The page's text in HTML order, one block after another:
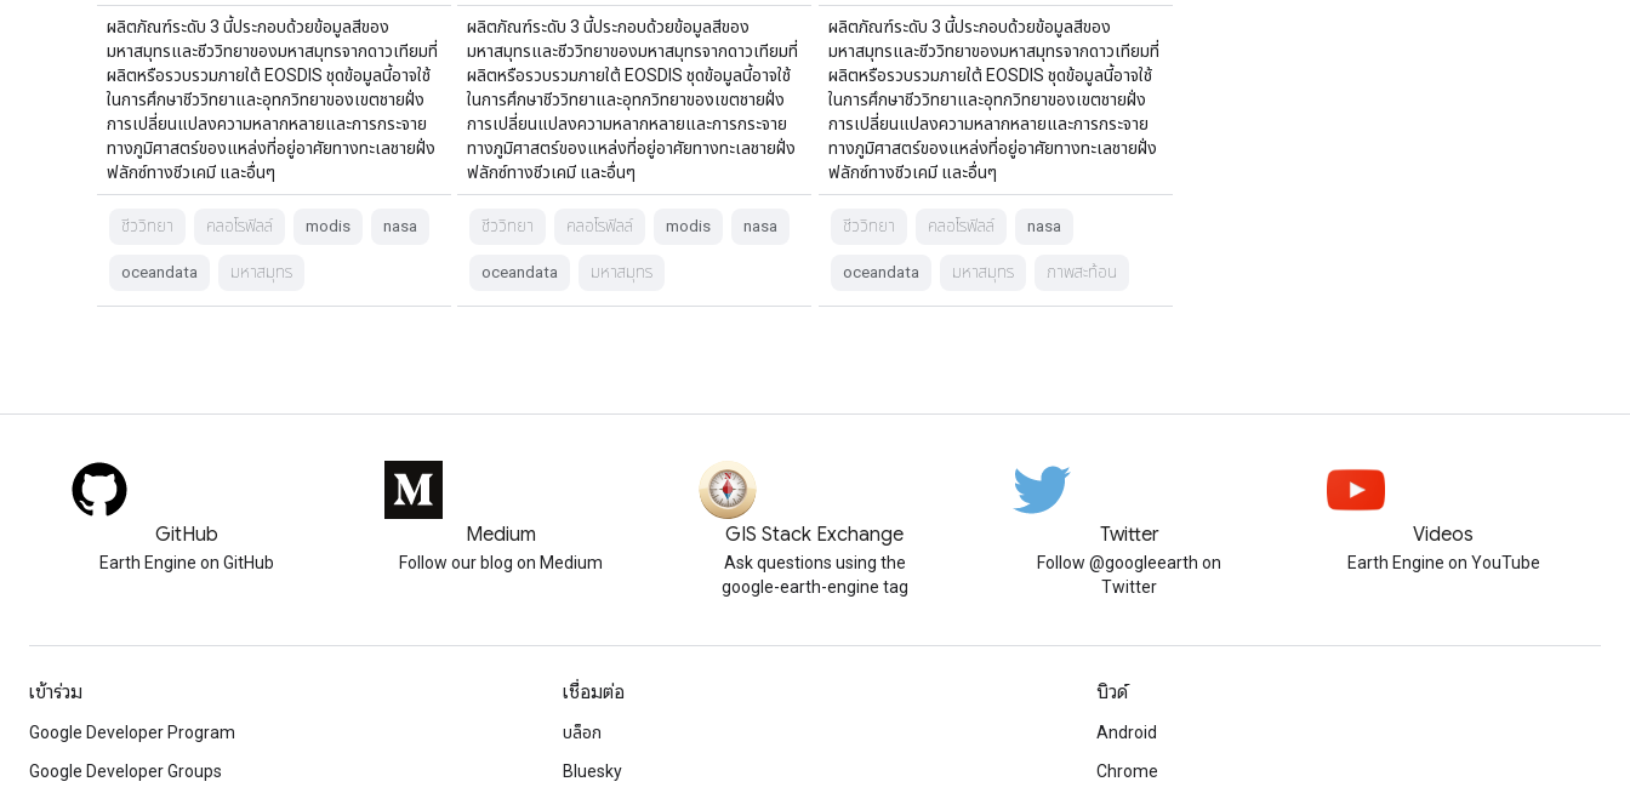
ผลิตภัณฑ์ระดับ 3 นี้ประกอบด้วยข้อมูลสีของ
มหาสมุทรและชีววิทยาของมหาสมุทรจากดาวเทียมที่
ผลิตหรือรวบรวมภายใต้ EOSDIS ชุดข้อมูลนี้อาจใช้
ในการศึกษาชีววิทยาและอุทกวิทยาของเขตชายฝั่ง
การเปลี่ยนแปลงความหลากหลายและการกระจาย
ทางภูมิศาสตร์ของแหล่งที่อยู่อาศัยทางทะเลชายฝั่ง
ฟลักซ์ทางชีวเคมี และอื่นๆ
ชีววิทยา คลอโรฟิลล์ modis nasa
oceandata มหาสมุทร
ผลิตภัณฑ์ระดับ 3 นี้ประกอบด้วยข้อมูลสีของ
มหาสมุทรและชีววิทยาของมหาสมุทรจากดาวเทียมที่
ผลิตหรือรวบรวมภายใต้ EOSDIS ชุดข้อมูลนี้อาจใช้
ในการศึกษาชีววิทยาและอุทกวิทยาของเขตชายฝั่ง
การเปลี่ยนแปลงความหลากหลายและการกระจาย
ทางภูมิศาสตร์ของแหล่งที่อยู่อาศัยทางทะเลชายฝั่ง
ฟลักซ์ทางชีวเคมี และอื่นๆ
ชีววิทยา คลอโรฟิลล์ modis nasa
oceandata มหาสมุทร
ผลิตภัณฑ์ระดับ 3 นี้ประกอบด้วยข้อมูลสีของ
มหาสมุทรและชีววิทยาของมหาสมุทรจากดาวเทียมที่
ผลิตหรือรวบรวมภายใต้ EOSDIS ชุดข้อมูลนี้อาจใช้
ในการศึกษาชีววิทยาและอุทกวิทยาของเขตชายฝั่ง
การเปลี่ยนแปลงความหลากหลายและการกระจาย
ทางภูมิศาสตร์ของแหล่งที่อยู่อาศัยทางทะเลชายฝั่ง
ฟลักซ์ทางชีวเคมี และอื่นๆ
ชีววิทยา คลอโรฟิลล์ nasa
oceandata มหาสมุทร ภาพสะท้อน
GitHub
Earth Engine on GitHub
Medium
Follow our blog on Medium
GIS Stack Exchange
Ask questions using the
google-earth-engine tag
Twitter
Follow @googleearth on
Twitter
Videos
Earth Engine on YouTube
เข้าร่วม
Google Developer Program
Google Developer Groups
เชื่อมต่อ
บล็อก
Bluesky
บิวด์
Android
Chrome